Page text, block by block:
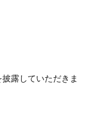
露していただきま